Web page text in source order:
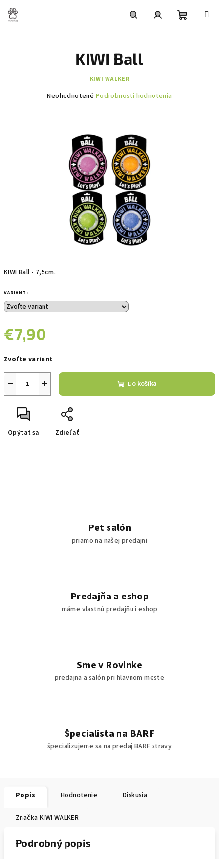
obsah
KIWI Ball - 7,5cm.
VARIANT:
€7,90
cena:
Zvoľte variant
+
− Do košíka
Opýtať sa Zdieľať
KIWI Ball
KIWI WALKER
Priemerné
hviezdičiek.
Neohodnotené Podrobnosti hodnotenia
Pet salón
priamo na našej predajni
Predajňa a eshop
máme vlastnú predajňu i eshop
Sme v Rovinke
predajna a salón pri hlavnom meste
Špecialista na BARF
špecializujeme sa na predaj BARF stravy
Popis Hodnotenie Diskusia
Značka KIWI WALKER
Podrobný popis